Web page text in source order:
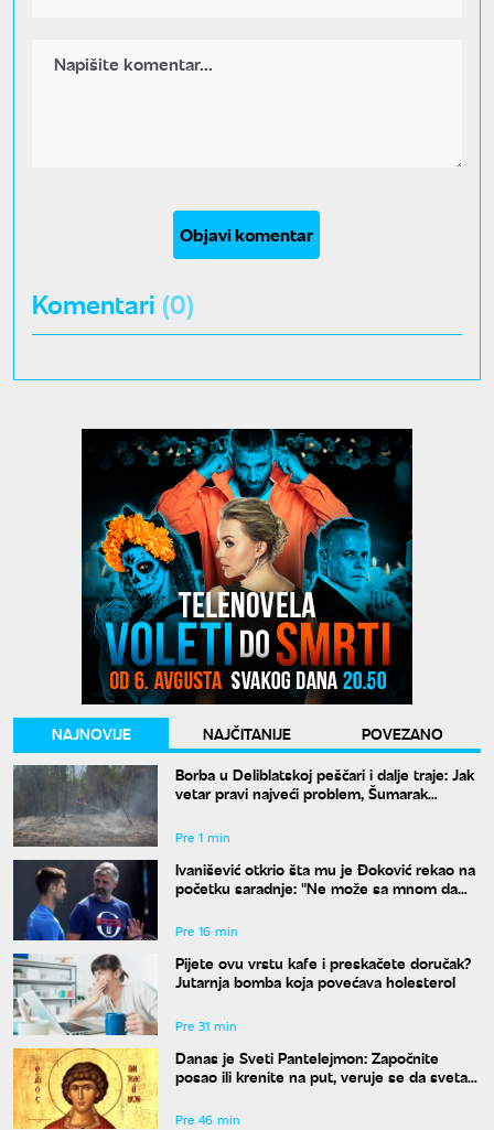
Objavi komentar
Komentari (0)
NAJNOVIJE NAJČITANIJE
POVEZANO
Borba u Deliblatskoj peščari i dalje traje: Jak
vetar pravi najveći problem, Šumarak
Pre 1 min
Ivanišević otkrio šta mu je Đoković rekao na
početku saradnje: "Ne može sa mnom da
Pre 16 min
Pijete ovu vrstu kafe i preskačete doručak?
Jutarnja bomba koja povećava holesterol
Pre 31 min
Danas je Sveti Pantelejmon: Započnite
posao ili krenite na put, veruje se da svetac
Pre 46 min